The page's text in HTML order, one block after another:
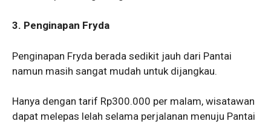
3. Penginapan Fryda
Penginapan Fryda berada sedikit jauh dari Pantai
namun masih sangat mudah untuk dijangkau.
Hanya dengan tarif Rp300.000 per malam, wisatawan
dapat melepas lelah selama perjalanan menuju Pantai